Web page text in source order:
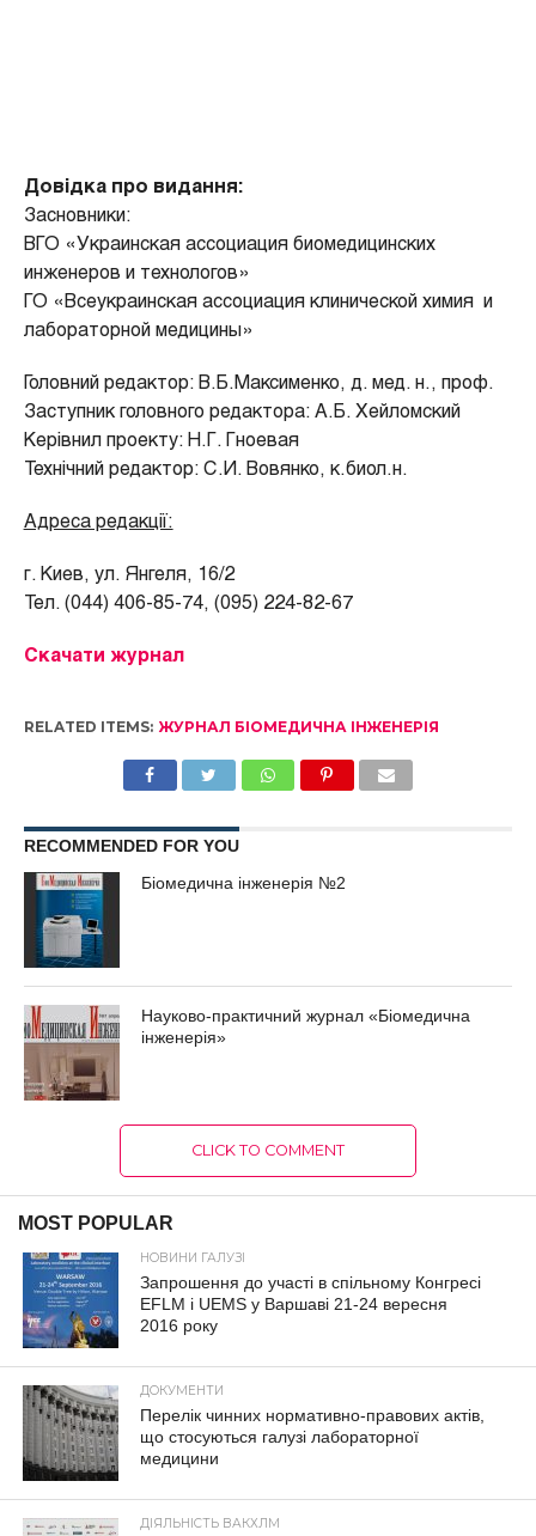
Довідка про видання:
Засновники:
ВГО «Украинская ассоциация биомедицинских
инженеров и технологов»
ГО «Всеукраинская ассоциация клинической химия и
лабораторной медицины»
Головний редактор: В.Б.Максименко, д. мед. н., проф.
Заступник головного редактора: А.Б. Хейломский
Керівнил проекту: Н.Г. Гноевая
Технічний редактор: С.И. Вовянко, к.биол.н.
Адреса редакції:
г. Киев, ул. Янгеля, 16/2
Тел. (044) 406-85-74, (095) 224-82-67
Скачати журнал
RELATED ITEMS: ЖУРНАЛ БІОМЕДИЧНА ІНЖЕНЕРІЯ
RECOMMENDED FOR YOU
Біомедична інженерія №2
Науково-практичний журнал «Біомедична
інженерія»
CLICK TO COMMENT
MOST POPULAR
НОВИНИ ГАЛУЗІ
Запрошення до участі в спільному Конгресі
EFLM і UEMS у Варшаві 21-24 вересня
2016 року
ДОКУМЕНТИ
Перелік чинних нормативно-правових актів,
що стосуються галузі лабораторної
медицини
ДІЯЛЬНІСТЬ ВАКХЛМ